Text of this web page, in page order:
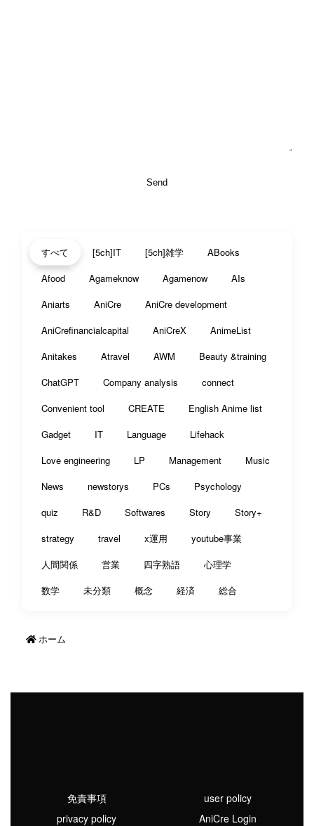
すべて [5ch]IT [5ch]雑学
ABooks
Afood
Agameknow Agamenow
AIs
Aniarts
AniCre
AniCre development
AniCrefinancialcapital
AniCreX
AnimeList
Anitakes
Atravel AWM
Beauty &training
ChatGPT
Company analysis
connect
Convenient tool
CREATE
English Anime list
Gadget
IT Language
Lifehack
Love engineering
LP Management
Music
News
newstorys PCs
Psychology
quiz
R&D Softwares Story
Story+
strategy
travel x運用
youtube事業
人間関係
営業 四字熟語
心理学
数学
未分類 概念 経済 総合
ホーム
免責事項
user policy
privacy policy
AniCre Login